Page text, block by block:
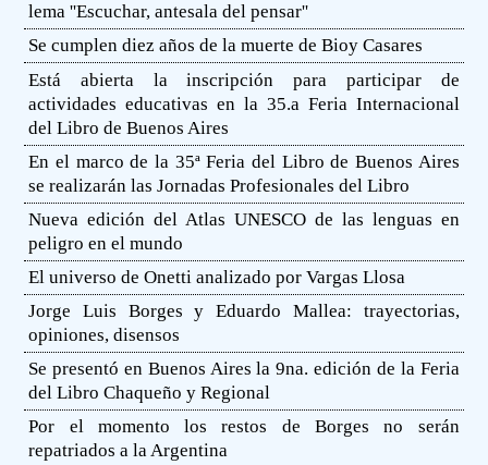
lema ''Escuchar, antesala del pensar''
Se cumplen diez años de la muerte de Bioy Casares
Está abierta la inscripción para participar de
actividades educativas en la 35.a Feria Internacional
del Libro de Buenos Aires
En el marco de la 35ª Feria del Libro de Buenos Aires
se realizarán las Jornadas Profesionales del Libro
Nueva edición del Atlas UNESCO de las lenguas en
peligro en el mundo
El universo de Onetti analizado por Vargas Llosa
Jorge Luis Borges y Eduardo Mallea: trayectorias,
opiniones, disensos
Se presentó en Buenos Aires la 9na. edición de la Feria
del Libro Chaqueño y Regional
Por el momento los restos de Borges no serán
repatriados a la Argentina